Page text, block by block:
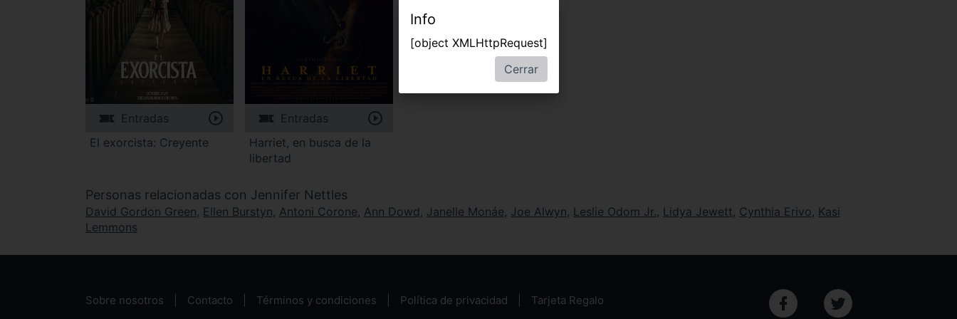
Entradas
El exorcista: Creyente
Entradas
Harriet, en busca de la
libertad
Personas relacionadas con Jennifer Nettles
David Gordon Green, Ellen Burstyn, Antoni Corone, Ann Dowd , Janelle Monáe, Joe Alwyn, Leslie Odom Jr., Lidya Jewett, Cynthia Erivo, Kasi
Lemmons
Sobre nosotros Contacto Términos y condiciones Política de privacidad Tarjeta Regalo
Info
[object XMLHttpRequest]
Cerrar